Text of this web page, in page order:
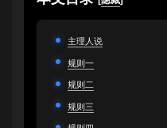
主理人说
规则一
规则二
规则三